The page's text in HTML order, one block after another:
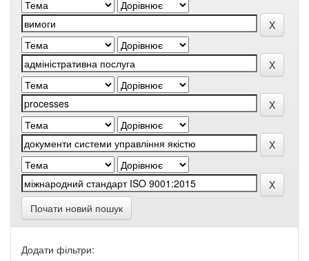
Почати новий пошук
Додати фільтри: